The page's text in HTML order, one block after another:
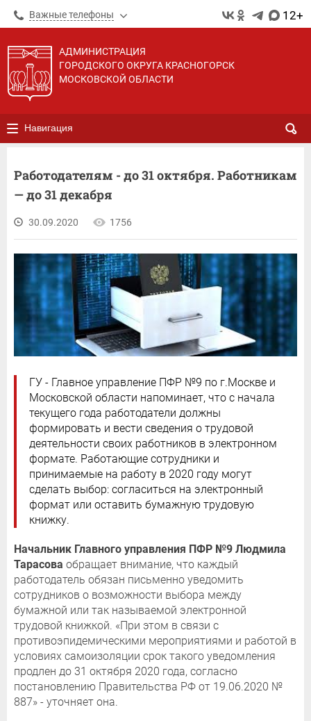
Важные телефоны 12+
АДМИНИСТРАЦИЯ
ГОРОДСКОГО ОКРУГА КРАСНОГОРСК
МОСКОВСКОЙ ОБЛАСТИ
Навигация
Работодателям - до 31 октября. Работникам
— до 31 декабря
30.09.2020 1756
ГУ - Главное управление ПФР №9 по г.Москве и
Московской области напоминает, что с начала
текущего года работодатели должны
формировать и вести сведения о трудовой
деятельности своих работников в электронном
формате. Работающие сотрудники и
принимаемые на работу в 2020 году могут
сделать выбор: согласиться на электронный
формат или оставить бумажную трудовую
книжку.
Начальник Главного управления ПФР №9 Людмила
Тарасова обращает внимание, что каждый
работодатель обязан письменно уведомить
сотрудников о возможности выбора между
бумажной или так называемой электронной
трудовой книжкой. «При этом в связи с
противоэпидемическими мероприятиями и работой в
условиях самоизоляции срок такого уведомления
продлен до 31 октября 2020 года, согласно
постановлению Правительства РФ от 19.06.2020 №
887» - уточняет она.